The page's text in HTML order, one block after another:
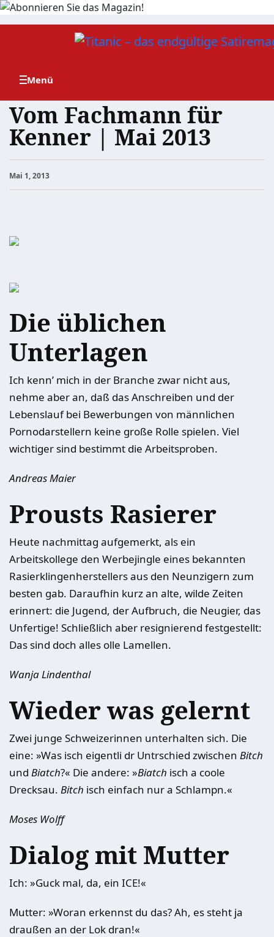
Zum
Vom Fachmann für
Kenner | Mai 2013
Mai 1, 2013
Die üblichen
Unterlagen
Ich kenn’ mich in der Branche zwar nicht aus,
nehme aber an, daß das Anschreiben und der
Lebenslauf bei Bewerbungen von männlichen
Pornodarstellern keine große Rolle spielen. Viel
wichtiger sind bestimmt die Arbeitsproben.
Andreas Maier
Prousts Rasierer
Heute nachmittag aufgemerkt, als ein
Arbeitskollege den Werbejingle eines bekannten
Rasierklingenherstellers aus den Neunzigern zum
besten gab. Daraufhin kurz an alte, wilde Zeiten
erinnert: die Jugend, der Aufbruch, die Neugier, das
Unfertige! Schließlich aber resignierend festgestellt:
Das sind doch alles olle Lamellen.
Wanja Lindenthal
Wieder was gelernt
Zwei junge Schweizerinnen unterhalten sich. Die
eine: »Was isch eigentli dr Untrschied zwischen Bitch
und Biatch?« Die andere: »Biatch isch a coole
Drecksau. Bitch isch einfach nur a Schlampn.«
Moses Wolff
Dialog mit Mutter
Ich: »Guck mal, da, ein ICE!«
Mutter: »Woran erkennst du das? Ah, es steht ja
draußen an der Lok dran!«